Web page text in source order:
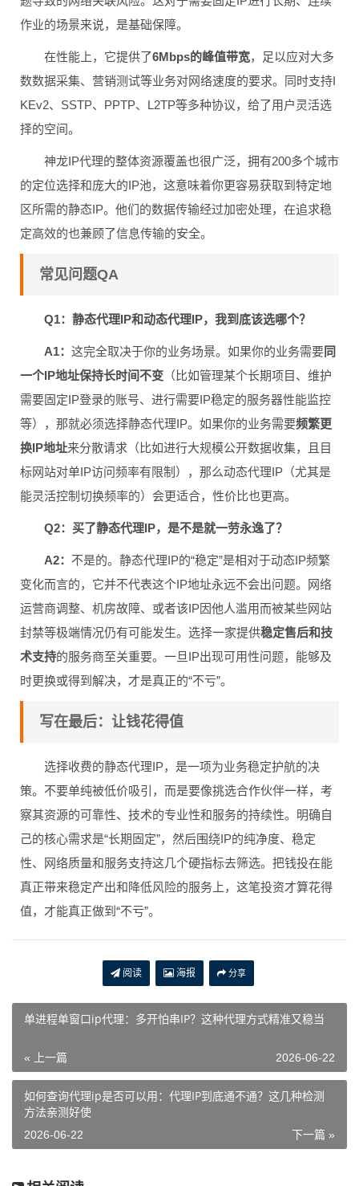
作业的场景来说，是基础保障。
在性能上，它提供了6Mbps的峰值带宽，足以应对大多
数数据采集、营销测试等业务对网络速度的要求。同时支持I
KEv2、SSTP、PPTP、L2TP等多种协议，给了用户灵活选
择的空间。
神龙IP代理的整体资源覆盖也很广泛，拥有200多个城市
的定位选择和庞大的IP池，这意味着你更容易获取到特定地
区所需的静态IP。他们的数据传输经过加密处理，在追求稳
定高效的也兼顾了信息传输的安全。
常见问题QA
Q1：静态代理IP和动态代理IP，我到底该选哪个？
A1： 这完全取决于你的业务场景。如果你的业务需要同
一个IP地址保持长时间不变 （比如管理某个长期项目、维护
需要固定IP登录的账号、进行需要IP稳定的服务器性能监控
等），那就必须选择静态代理IP。如果你的业务需要频繁更
换IP地址来分散请求（比如进行大规模公开数据收集，且目
标网站对单IP访问频率有限制），那么动态代理IP（尤其是
能灵活控制切换频率的）会更适合，性价比也更高。
Q2：买了静态代理IP，是不是就一劳永逸了？
A2： 不是的。静态代理IP的“稳定”是相对于动态IP频繁
变化而言的，它并不代表这个IP地址永远不会出问题。网络
运营商调整、机房故障、或者该IP因他人滥用而被某些网站
封禁等极端情况仍有可能发生。选择一家提供稳定售后和技
术支持的服务商至关重要。一旦IP出现可用性问题，能够及
时更换或得到解决，才是真正的“不亏”。
写在最后：让钱花得值
选择收费的静态代理IP，是一项为业务稳定护航的决
策。不要单纯被低价吸引，而是要像挑选合作伙伴一样，考
察其资源的可靠性、技术的专业性和服务的持续性。明确自
己的核心需求是“长期固定”，然后围绕IP的纯净度、稳定
性、网络质量和服务支持这几个硬指标去筛选。把钱投在能
真正带来稳定产出和降低风险的服务上，这笔投资才算花得
值，才能真正做到“不亏”。
阅读 海报 分享
单进程单窗口ip代理：多开怕串IP？这种代理方式精准又稳当
« 上一篇 2026-06-22
如何查询代理ip是否可以用：代理IP到底通不通？这几种检测
方法亲测好使
下一篇 »
2026-06-22